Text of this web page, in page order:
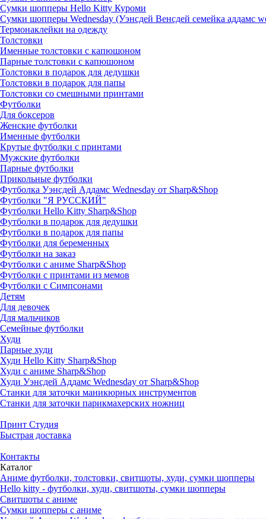
Сумки шопперы Hello Kitty Куроми
Сумки шопперы Wednesday (Уэнсдей Венсдей семейка аддамс
Термонаклейки на одежду
Толстовки
Именные толстовки с капюшоном
Парные толстовки с капюшоном
Толстовки в подарок для дедушки
Толстовки в подарок для папы
Толстовки со смешными принтами
Футболки
Для боксеров
Женские футболки
Именные футболки
Крутые футболки с принтами
Мужские футболки
Парные футболки
Прикольные футболки
Футболка Уэнсдей Аддамс Wednesday от Sharp&Shop
Футболки "Я РУССКИЙ"
Футболки Hello Kitty Sharp&Shop
Футболки в подарок для дедушки
Футболки в подарок для папы
Футболки для беременных
Футболки на заказ
Футболки с аниме Sharp&Shop
Футболки с принтами из мемов
Футболки с Симпсонами
Детям
Для девочек
Для мальчиков
Семейные футболки
Худи
Парные худи
Худи Hello Kitty Sharp&Shop
Худи с аниме Sharp&Shop
Худи Уэнсдей Аддамс Wednesday от Sharp&Shop
Станки для заточки маникюрных инструментов
Станки для заточки парикмахерских ножниц
Принт Студия
Быстрая доставка
Контакты
Каталог
Аниме футболки, толстовки, свитшоты, худи, сумки шопперы
Hello kitty - футболки, худи, свитшоты, сумки шопперы
Свитшоты с аниме
Сумки шопперы с аниме